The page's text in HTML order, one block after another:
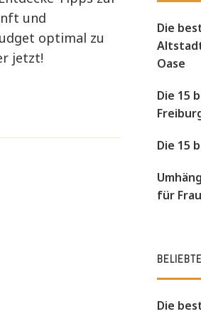
und
optimal zu
jetzt!
Die
Oase
Die 15
Die 15
für
Die